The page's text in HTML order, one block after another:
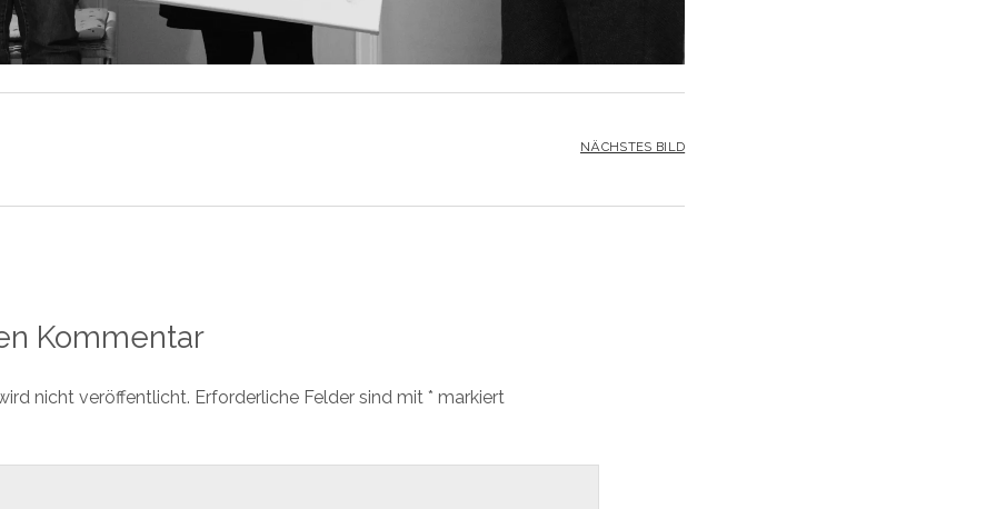
NÄCHSTES BILD
Kommentar
nicht veröffentlicht. Erforderliche Felder sind mit * markiert